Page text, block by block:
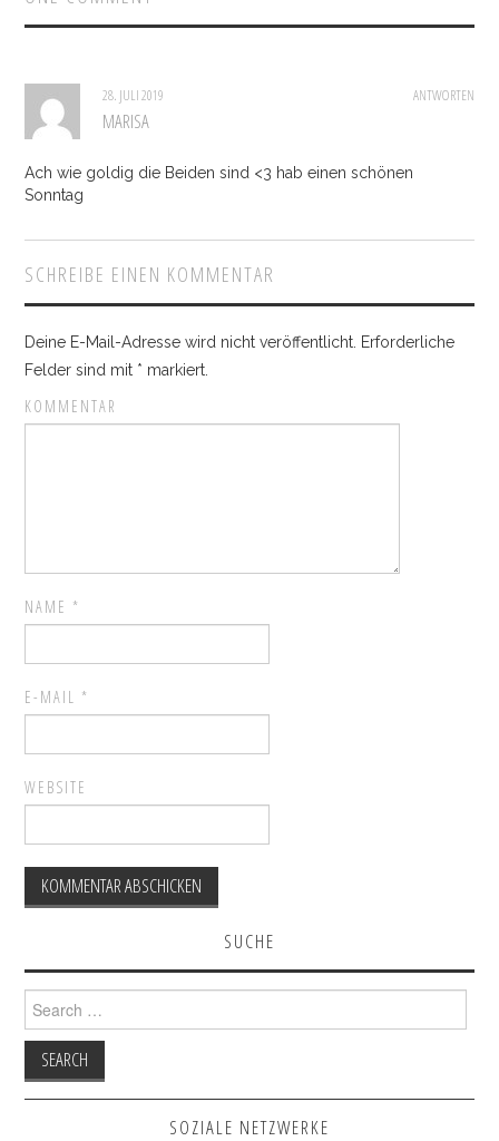
ANTWORTEN
28. JULI 2019
MARISA
Ach wie goldig die Beiden sind <3 hab einen schönen
Sonntag
SCHREIBE EINEN KOMMENTAR
Deine E-Mail-Adresse wird nicht veröffentlicht. Erforderliche
Felder sind mit * markiert.
KOMMENTAR
NAME *
E-MAIL *
WEBSITE
SUCHE
Search for:
SOZIALE NETZWERKE